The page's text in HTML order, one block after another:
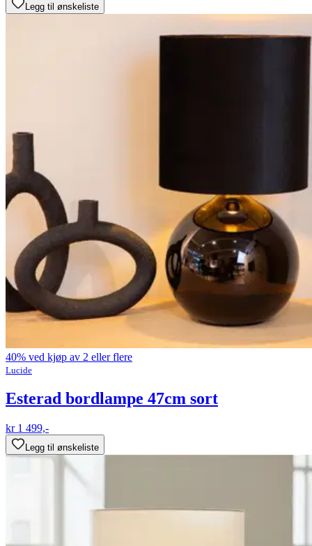
Legg til ønskeliste
40% ved kjøp av 2 eller flere
Lucide
Esterad bordlampe 47cm sort
kr 1 499,-
Legg til ønskeliste